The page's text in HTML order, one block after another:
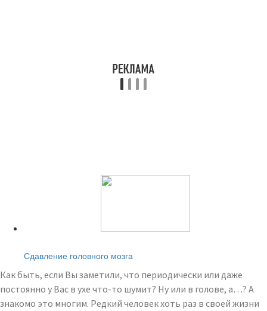
Сдавление головного мозга
Как быть, если Вы заметили, что периодически или даже
постоянно у Вас в ухе что-то шумит? Ну или в голове, а…? А
знакомо это многим. Редкий человек хоть раз в своей жизни